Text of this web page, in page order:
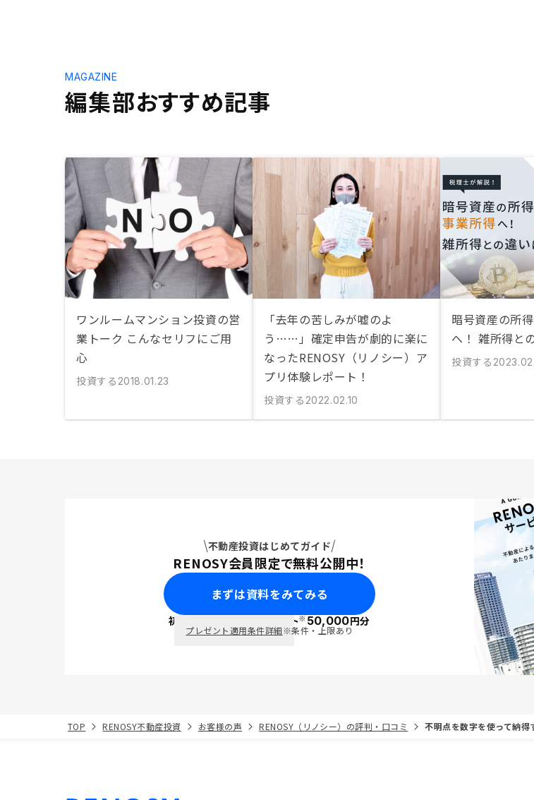
編集部おすすめ記事
MAGAZINE
ワンルームマンション投資の営
業トーク こんなセリフにご用
心
投資する 2018.01.23
「去年の苦しみが嘘のよ
う……」確定申告が劇的に楽に
なったRENOSY（リノシー）ア
プリ体験レポート！
投資する 2022.02.10
暗号資産の所
へ！ 雑所得と
投資する
不動産投資はじめてガイド
RENOSY会員限定で無料公開中！
まずは資料をみてみる
初回面談で ポイント※50,000円分
プレゼント適用条件詳細※条件・上限あり
TOP RENOSY不動産投資 お客様の声 RENOSY（リノシー）の評判・口コミ 不明点を数字を使って納得